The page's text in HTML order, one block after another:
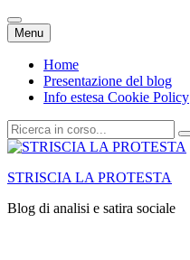
Menu Vai
al
contenuto
Home
Presentazione del blog
Info estesa Cookie Policy
Cerca:
STRISCIA LA PROTESTA
Blog di analisi e satira sociale